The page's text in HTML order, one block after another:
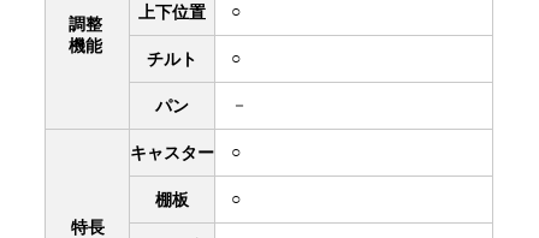
調整
機能
上下位置 ○
チルト ○
パン －
特長
キャスター ○
棚板 ○